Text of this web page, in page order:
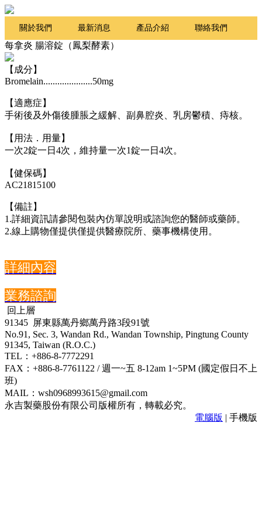
關於我們 最新消息 產品介紹 聯絡我們
Q&A
每拿炎 腸溶錠（鳳梨酵素）
【成分】
Bromelain.....................50mg
【適應症】
手術後及外傷後腫脹之緩解、副鼻腔炎、乳房鬱積、痔核。
【用法．用量】
一次2錠一日4次，維持量一次1錠一日4次。
【健保碼】
AC21815100
【備註】
1.詳細資訊請參閱包裝內仿單說明或諮詢您的醫師或藥師。
2.線上購物僅提供僅提供醫療院所、藥事機構使用。
詳細內容
業務諮詢
回上層
91345 屏東縣萬丹鄉萬丹路3段91號
No.91, Sec. 3, Wandan Rd., Wandan Township, Pingtung County
91345, Taiwan (R.O.C.)
TEL：+886-8-7772291
FAX：+886-8-7761122 / 週一~五 8-12am 1~5PM (國定假日不上
班)
MAIL：wsh0968993615@gmail.com
永吉製藥股份有限公司版權所有，轉載必究。
電腦版 | 手機版